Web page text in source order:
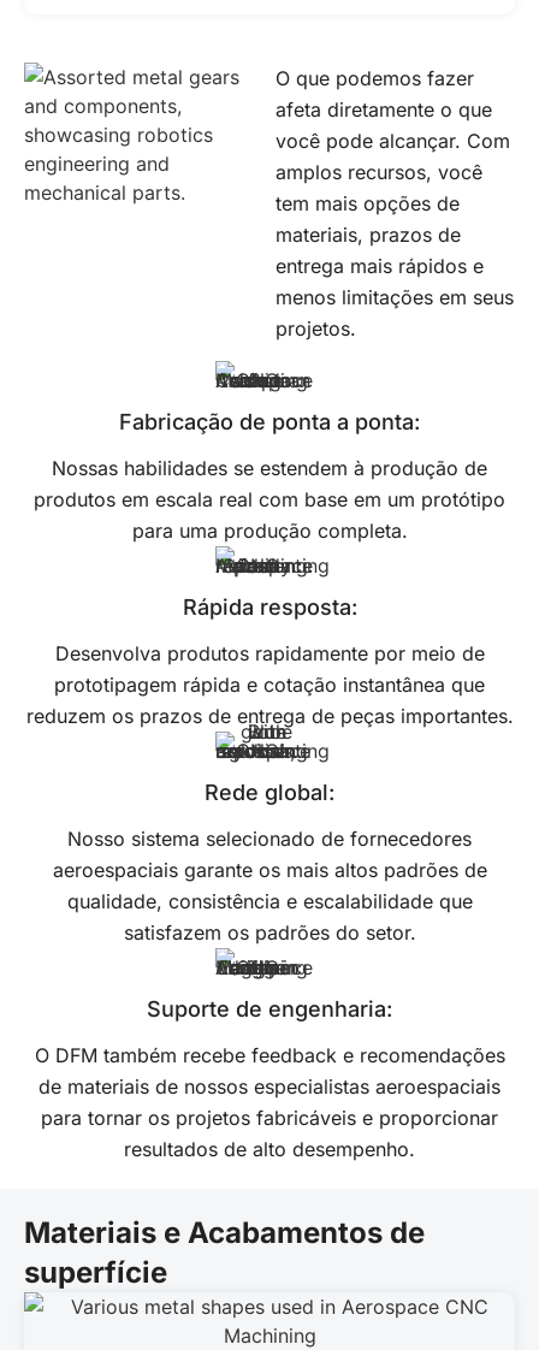
O que podemos fazer
afeta diretamente o que
você pode alcançar. Com
amplos recursos, você
tem mais opções de
materiais, prazos de
entrega mais rápidos e
menos limitações em seus
projetos.
Fabricação de ponta a ponta:
Nossas habilidades se estendem à produção de
produtos em escala real com base em um protótipo
para uma produção completa.
Rápida resposta:
Desenvolva produtos rapidamente por meio de
prototipagem rápida e cotação instantânea que
reduzem os prazos de entrega de peças importantes.
Rede global:
Nosso sistema selecionado de fornecedores
aeroespaciais garante os mais altos padrões de
qualidade, consistência e escalabilidade que
satisfazem os padrões do setor.
Suporte de engenharia:
O DFM também recebe feedback e recomendações
de materiais de nossos especialistas aeroespaciais
para tornar os projetos fabricáveis e proporcionar
resultados de alto desempenho.
Materiais e Acabamentos de
superfície